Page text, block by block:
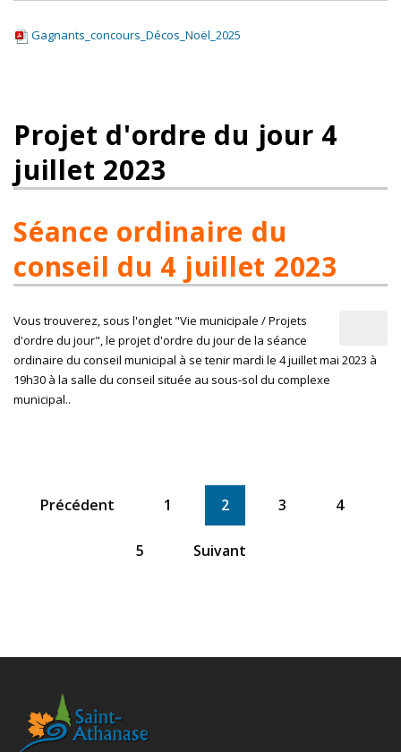
Gagnants_concours_Décos_Noël_2025
Projet d'ordre du jour 4
juillet 2023
Séance ordinaire du
conseil du 4 juillet 2023
Vous trouverez, sous l'onglet "Vie municipale / Projets
d'ordre du jour", le projet d'ordre du jour de la séance
ordinaire du conseil municipal à se tenir mardi le 4 juillet mai 2023 à
19h30 à la salle du conseil située au sous-sol du complexe
municipal..
Précédent 1 2 3 4
5 Suivant